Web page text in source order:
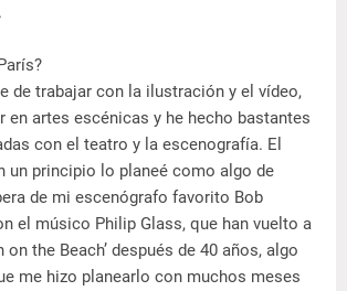
de trabajar con la ilustración y el vídeo,
en artes escénicas y he hecho bastantes
con el teatro y la escenografía. El
un principio lo planeé como algo de
de mi escenógrafo favorito Bob
el músico Philip Glass, que han vuelto a
on the Beach’ después de 40 años, algo
me hizo planearlo con muchos meses